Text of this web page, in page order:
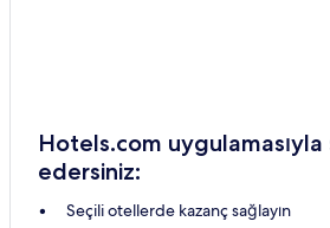
Hotels.com uygulamasıyla
edersiniz:
Seçili otellerde kazanç sağlayın